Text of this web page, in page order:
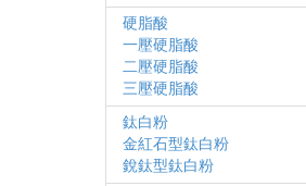
硬脂酸
一壓硬脂酸
二壓硬脂酸
三壓硬脂酸
鈦白粉
金紅石型鈦白粉
銳鈦型鈦白粉